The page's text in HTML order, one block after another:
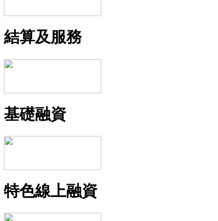
結算及服務
基礎融資
特色線上融資